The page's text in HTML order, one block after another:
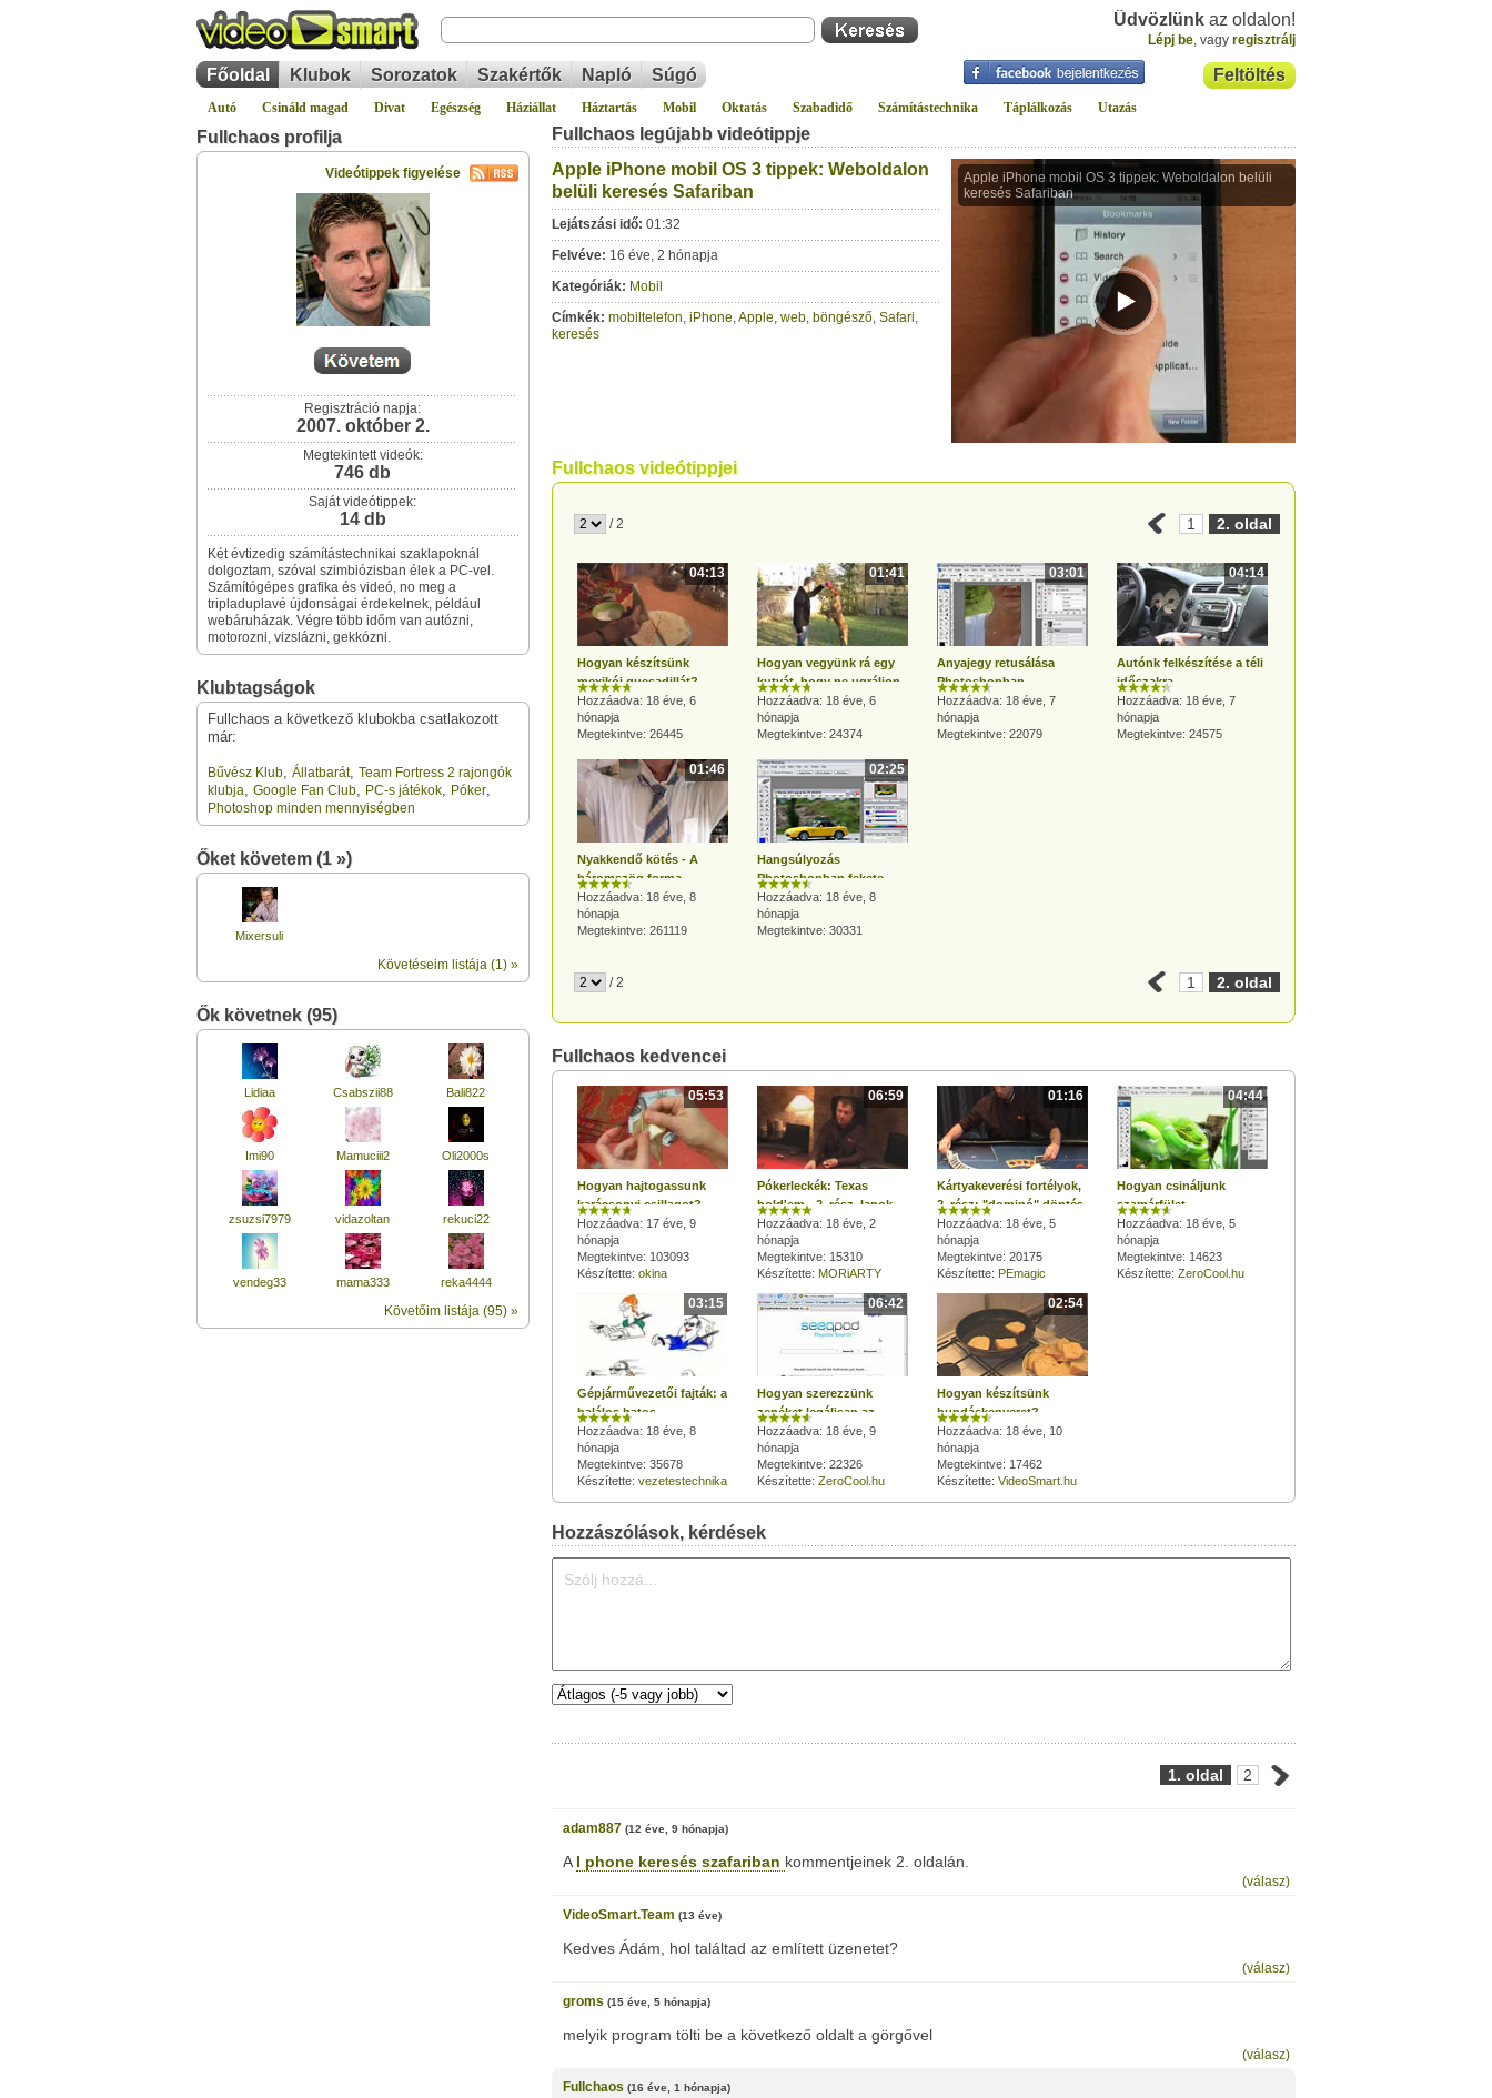
Üdvözlünk az oldalon!
Lépj be, vagy regisztrálj
Feltöltés
Főoldal Klubok Sorozatok Szakértők Napló Súgó
Autó Csináld magad Divat Egészség Háziállat Háztartás Mobil Oktatás Szabadidő Számítástechnika Táplálkozás Utazás
Fullchaos profilja
Videótippek figyelése
Regisztráció napja:
2007. október 2.
Megtekintett videók:
746 db
Saját videótippek:
14 db
Két évtizedig számítástechnikai szaklapoknál
dolgoztam, szóval szimbiózisban élek a PC-vel.
Számítógépes grafika és videó, no meg a
tripladuplavé újdonságai érdekelnek, például
webáruházak. Végre több időm van autózni,
motorozni, vizslázni, gekkózni.
Klubtagságok
Fullchaos a következő klubokba csatlakozott
már:
Bűvész Klub, Állatbarát, Team Fortress 2 rajongók
klubja, Google Fan Club, PC-s játékok, Póker,
Photoshop minden mennyiségben
Őket követem (1 »)
Mixersuli
Követéseim listája (1) »
Ők követnek (95)
Lidiaa Csabszii88 Bali822
Imi90 Mamuciii2 Oli2000s
zsuzsi7979 vidazoltan rekuci22
vendeg33 mama333 reka4444
Követőim listája (95) »
Fullchaos legújabb videótippje
Apple iPhone mobil OS 3 tippek: Weboldalon
belüli keresés Safariban
Lejátszási idő: 01:32
Felvéve: 16 éve, 2 hónapja
Kategóriák: Mobil
Címkék: mobiltelefon, iPhone,Apple, web, böngésző, Safari,
keresés
Fullchaos videótippjei
/ 2 1 2. oldal
Hogyan készítsünk
mexikói quesadillát?
04:13
Hozzáadva: 18 éve, 6
hónapja
Megtekintve: 26445
Hogyan vegyünk rá egy
kutyát, hogy ne ugráljon
fel ránk?
01:41
Hozzáadva: 18 éve, 6
hónapja
Megtekintve: 24374
Anyajegy retusálása
Photoshopban
03:01
Hozzáadva: 18 éve, 7
hónapja
Megtekintve: 22079
Autónk felkészítése a téli
időszakra
04:14
Hozzáadva: 18 éve, 7
hónapja
Megtekintve: 24575
Nyakkendő kötés - A
háromszög forma
01:46
Hozzáadva: 18 éve, 8
hónapja
Megtekintve: 261119
Hangsúlyozás
Photoshopban fekete-
fehér effektussal
02:25
Hozzáadva: 18 éve, 8
hónapja
Megtekintve: 30331
/ 2 1 2. oldal
Fullchaos kedvencei
Hogyan hajtogassunk
karácsonyi csillagot?
05:53
Hozzáadva: 17 éve, 9
hónapja
Megtekintve: 103093
Készítette: okina
Pókerleckék: Texas
hold'em - 2. rész, lapok
és kezek
06:59
Hozzáadva: 18 éve, 2
hónapja
Megtekintve: 15310
Készítette: MORiARTY
Kártyakeverési fortélyok,
2. rész: "dominó" döntés
01:16
Hozzáadva: 18 éve, 5
hónapja
Megtekintve: 20175
Készítette: PEmagic
Hogyan csináljunk
szamárfület
Photoshopban?
04:44
Hozzáadva: 18 éve, 5
hónapja
Megtekintve: 14623
Készítette: ZeroCool.hu
Gépjárművezetői fajták: a
halálos hatos
03:15
Hozzáadva: 18 éve, 8
hónapja
Megtekintve: 35678
Készítette: vezetestechnika
Hogyan szerezzünk
zenéket legálisan az
interneten?
06:42
Hozzáadva: 18 éve, 9
hónapja
Megtekintve: 22326
Készítette: ZeroCool.hu
Hogyan készítsünk
bundáskenyeret?
02:54
Hozzáadva: 18 éve, 10
hónapja
Megtekintve: 17462
Készítette: VideoSmart.hu
Hozzászólások, kérdések
1. oldal 2
adam887 (12 éve, 9 hónapja)
A I phone keresés szafariban kommentjeinek 2. oldalán.
(válasz)
VideoSmart.Team (13 éve)
Kedves Ádám, hol találtad az említett üzenetet?
(válasz)
groms (15 éve, 5 hónapja)
melyik program tölti be a következő oldalt a görgővel
(válasz)
Fullchaos (16 éve, 1 hónapja)